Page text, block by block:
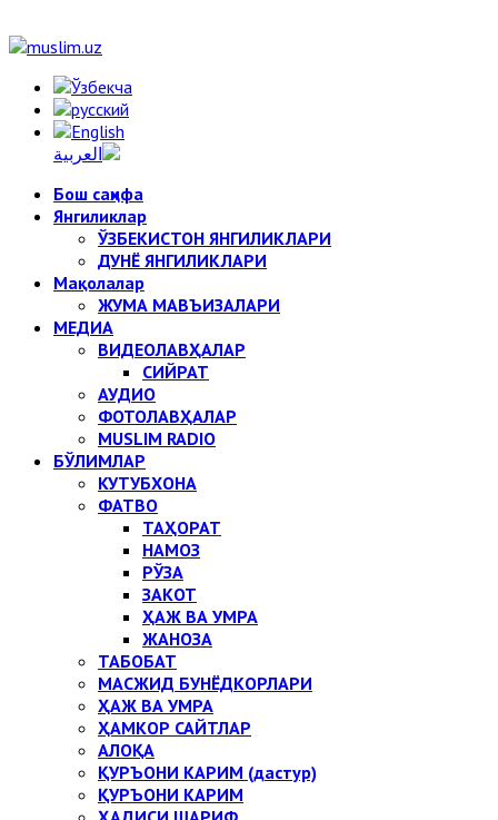
Бош саҳифа
Янгиликлар
ЎЗБЕКИСТОН ЯНГИЛИКЛАРИ
ДУНЁ ЯНГИЛИКЛАРИ
Мақолалар
ЖУМА МАВЪИЗАЛАРИ
МЕДИА
ВИДЕОЛАВҲАЛАР
СИЙРАТ
АУДИО
ФОТОЛАВҲАЛАР
MUSLIM RADIO
БЎЛИМЛАР
КУТУБХОНА
ФАТВО
ТАҲОРАТ
НАМОЗ
РЎЗА
ЗАКОТ
ҲАЖ ВА УМРА
ЖАНОЗА
ТАБОБАТ
МАСЖИД БУНЁДКОРЛАРИ
ҲАЖ ВА УМРА
ҲАМКОР САЙТЛАР
АЛОҚА
ҚУРЪОНИ КАРИМ (дастур)
ҚУРЪОНИ КАРИМ